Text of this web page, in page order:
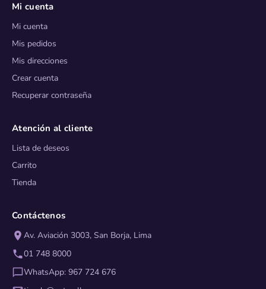
Mi cuenta
Mi cuenta
Mis pedidos
Mis direcciones
Crear cuenta
Recuperar contraseña
Atención al cliente
Lista de deseos
Carrito
Tienda
Contáctenos
Av. Aviación 3003, San Borja, Lima
01 748 8000
WhatsApp: 967 724 676